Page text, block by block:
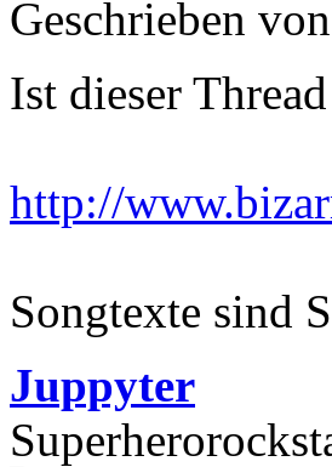
Geschrieben von
Ist dieser
http://
Songtexte sind
Juppyter